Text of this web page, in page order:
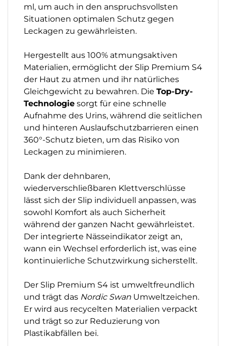
ml, um auch in den anspruchsvollsten
Situationen optimalen Schutz gegen
Leckagen zu gewährleisten.
Hergestellt aus 100% atmungsaktiven
Materialien, ermöglicht der Slip Premium S4
der Haut zu atmen und ihr natürliches
Gleichgewicht zu bewahren. Die Top-Dry-
Technologie sorgt für eine schnelle
Aufnahme des Urins, während die seitlichen
und hinteren Auslaufschutzbarrieren einen
360°-Schutz bieten, um das Risiko von
Leckagen zu minimieren.
Dank der dehnbaren,
wiederverschließbaren Klettverschlüsse
lässt sich der Slip individuell anpassen, was
sowohl Komfort als auch Sicherheit
während der ganzen Nacht gewährleistet.
Der integrierte Nässeindikator zeigt an,
wann ein Wechsel erforderlich ist, was eine
kontinuierliche Schutzwirkung sicherstellt.
Der Slip Premium S4 ist umweltfreundlich
und trägt das Nordic Swan Umweltzeichen.
Er wird aus recycelten Materialien verpackt
und trägt so zur Reduzierung von
Plastikabfällen bei.